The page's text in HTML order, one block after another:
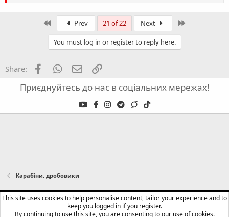
Prev 21 of 22 Next
You must log in or register to reply here.
Share: FacebookWhatsApp
Email
Приєднуйтесь до нас в соціальних мережах!
Карабіни, дробовики
English (US)
Terms and rules
Privacy policy Help Home
R
This site uses cookies to help personalise content, tailor your experience and to
keep you logged in if you register.
By continuing to use this site, you are consenting to our use of cookies.